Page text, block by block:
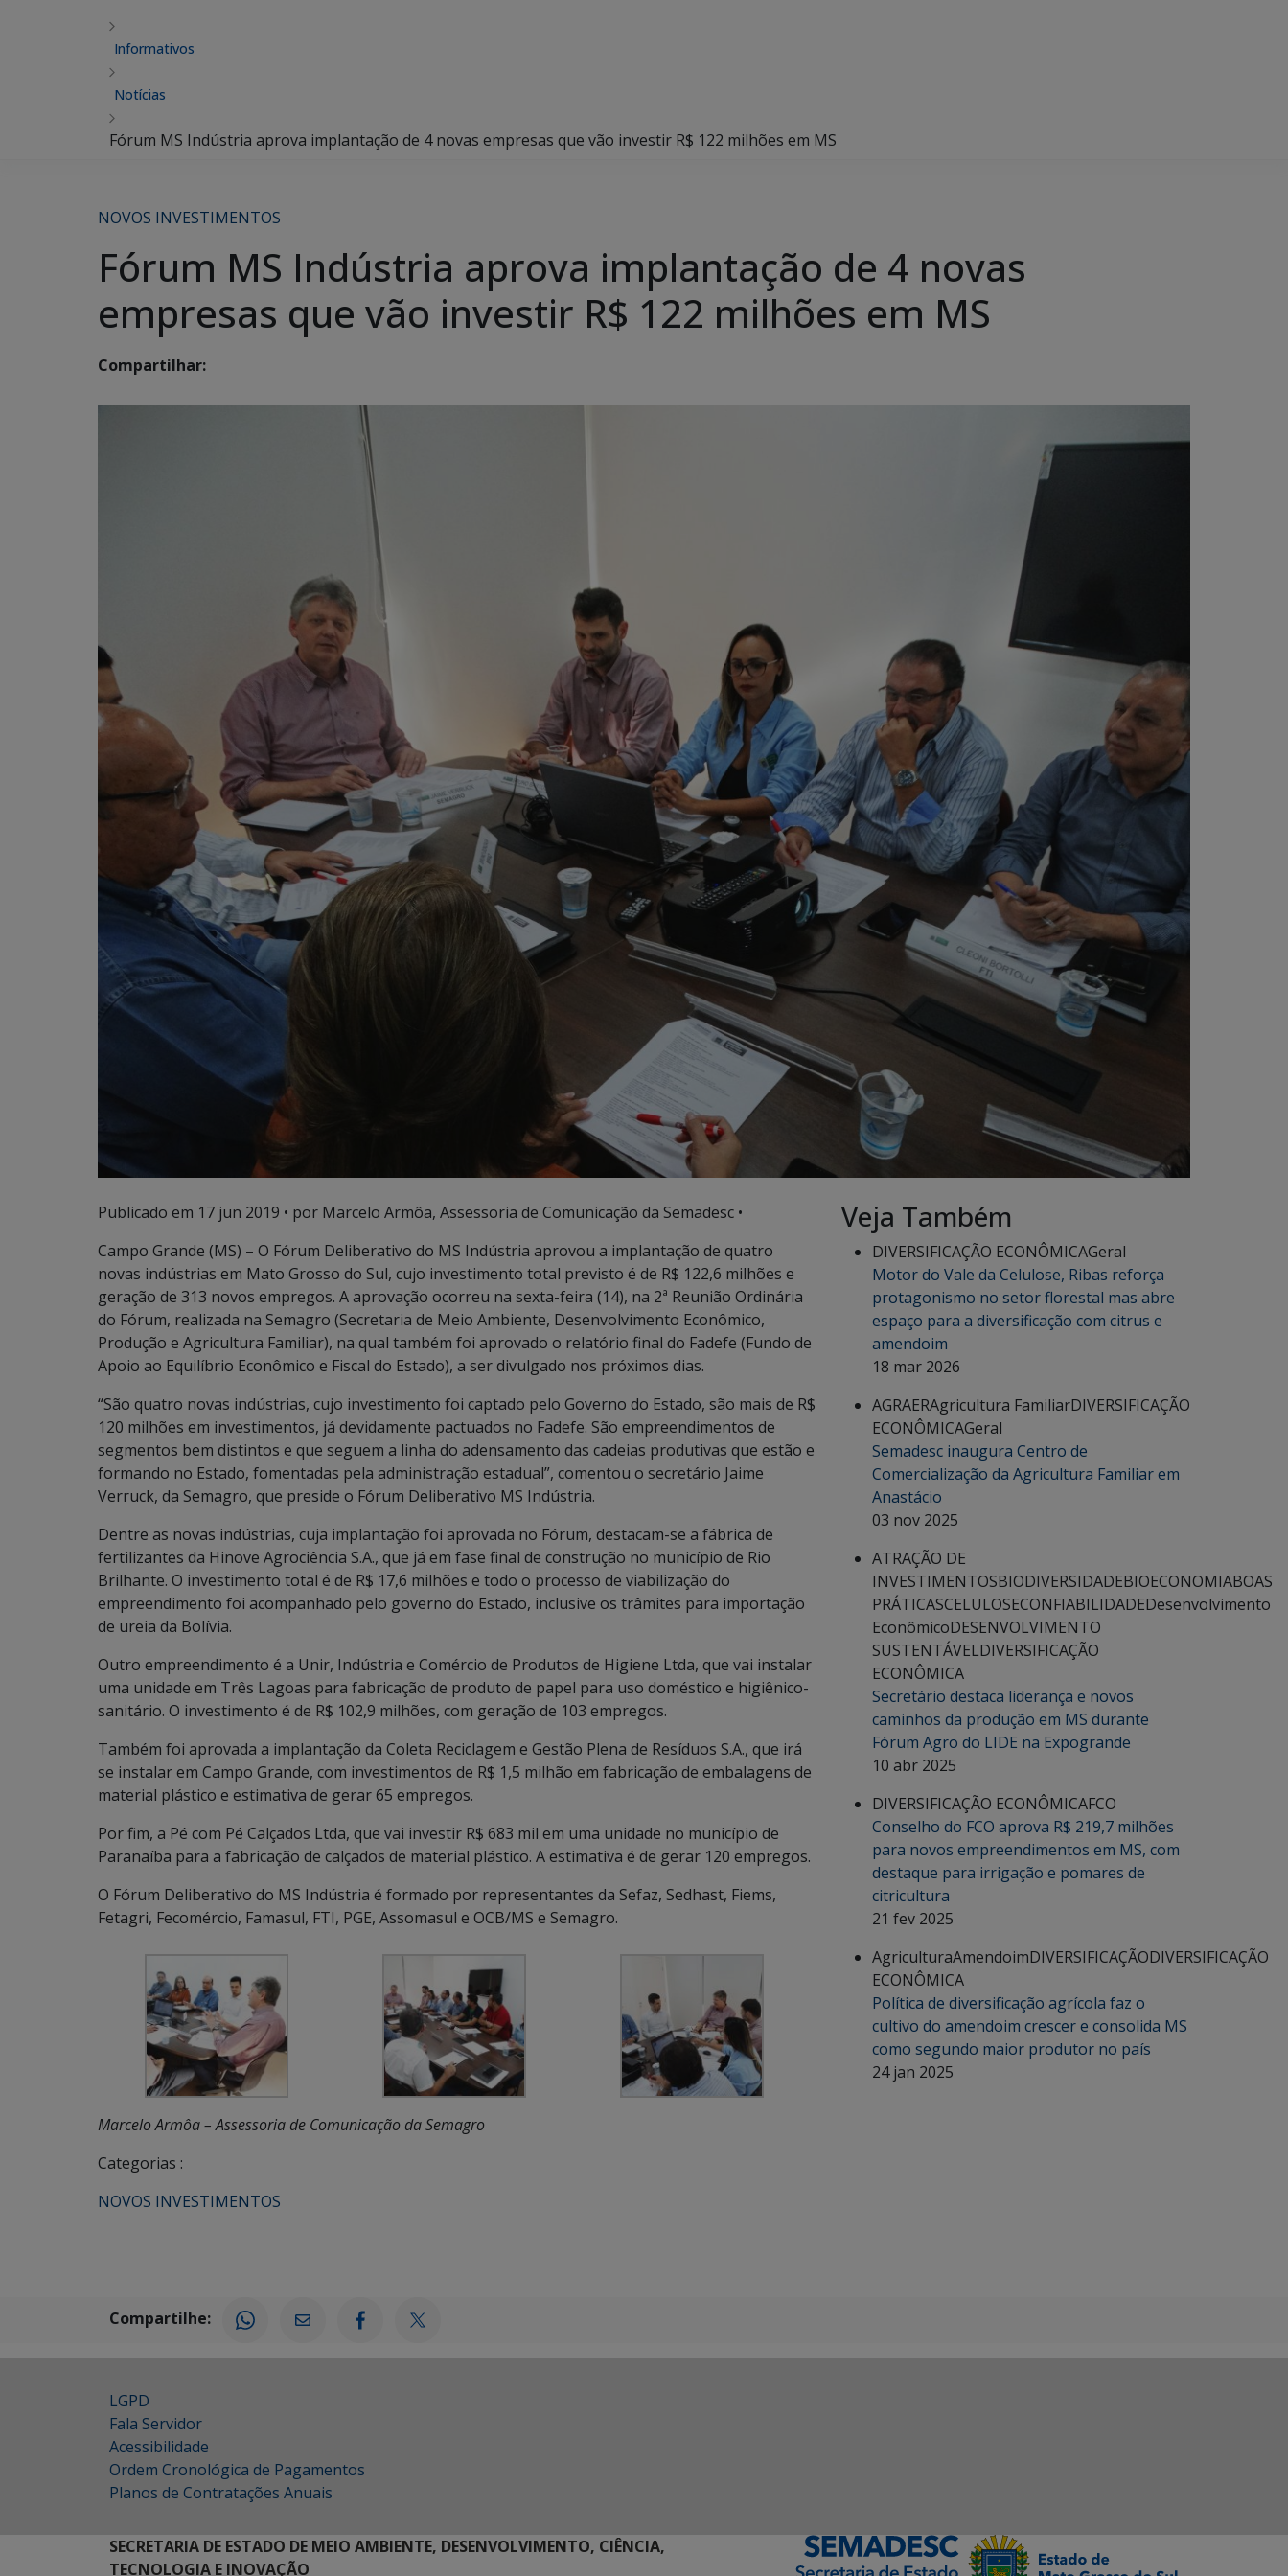
Informativos
Notícias
Fórum MS Indústria aprova implantação de 4 novas empresas que vão investir R$ 122 milhões em MS
NOVOS INVESTIMENTOS
Fórum MS Indústria aprova implantação de 4 novas
empresas que vão investir R$ 122 milhões em MS
Compartilhar:
Publicado em 17 jun 2019 • por Marcelo Armôa, Assessoria de Comunicação da Semadesc •
Campo Grande (MS) – O Fórum Deliberativo do MS Indústria aprovou a implantação de quatro
novas indústrias em Mato Grosso do Sul, cujo investimento total previsto é de R$ 122,6 milhões e
geração de 313 novos empregos. A aprovação ocorreu na sexta-feira (14), na 2ª Reunião Ordinária
do Fórum, realizada na Semagro (Secretaria de Meio Ambiente, Desenvolvimento Econômico,
Produção e Agricultura Familiar), na qual também foi aprovado o relatório final do Fadefe (Fundo de
Apoio ao Equilíbrio Econômico e Fiscal do Estado), a ser divulgado nos próximos dias.
“São quatro novas indústrias, cujo investimento foi captado pelo Governo do Estado, são mais de R$
120 milhões em investimentos, já devidamente pactuados no Fadefe. São empreendimentos de
segmentos bem distintos e que seguem a linha do adensamento das cadeias produtivas que estão e
formando no Estado, fomentadas pela administração estadual”, comentou o secretário Jaime
Verruck, da Semagro, que preside o Fórum Deliberativo MS Indústria.
Dentre as novas indústrias, cuja implantação foi aprovada no Fórum, destacam-se a fábrica de
fertilizantes da Hinove Agrociência S.A., que já em fase final de construção no município de Rio
Brilhante. O investimento total é de R$ 17,6 milhões e todo o processo de viabilização do
empreendimento foi acompanhado pelo governo do Estado, inclusive os trâmites para importação
de ureia da Bolívia.
Outro empreendimento é a Unir, Indústria e Comércio de Produtos de Higiene Ltda, que vai instalar
uma unidade em Três Lagoas para fabricação de produto de papel para uso doméstico e higiênico-
sanitário. O investimento é de R$ 102,9 milhões, com geração de 103 empregos.
Também foi aprovada a implantação da Coleta Reciclagem e Gestão Plena de Resíduos S.A., que irá
se instalar em Campo Grande, com investimentos de R$ 1,5 milhão em fabricação de embalagens de
material plástico e estimativa de gerar 65 empregos.
Por fim, a Pé com Pé Calçados Ltda, que vai investir R$ 683 mil em uma unidade no município de
Paranaíba para a fabricação de calçados de material plástico. A estimativa é de gerar 120 empregos.
O Fórum Deliberativo do MS Indústria é formado por representantes da Sefaz, Sedhast, Fiems,
Fetagri, Fecomércio, Famasul, FTI, PGE, Assomasul e OCB/MS e Semagro.
Marcelo Armôa – Assessoria de Comunicação da Semagro
Categorias :
NOVOS INVESTIMENTOS
Veja Também
DIVERSIFICAÇÃO ECONÔMICAGeral
Motor do Vale da Celulose, Ribas reforça
protagonismo no setor florestal mas abre
espaço para a diversificação com citrus e
amendoim
18 mar 2026
AGRAERAgricultura FamiliarDIVERSIFICAÇÃO
ECONÔMICAGeral
Semadesc inaugura Centro de
Comercialização da Agricultura Familiar em
Anastácio
03 nov 2025
ATRAÇÃO DE
INVESTIMENTOSBIODIVERSIDADEBIOECONOMIABOAS
PRÁTICASCELULOSECONFIABILIDADEDesenvolvimento
EconômicoDESENVOLVIMENTO
SUSTENTÁVELDIVERSIFICAÇÃO
ECONÔMICA
Secretário destaca liderança e novos
caminhos da produção em MS durante
Fórum Agro do LIDE na Expogrande
10 abr 2025
DIVERSIFICAÇÃO ECONÔMICAFCO
Conselho do FCO aprova R$ 219,7 milhões
para novos empreendimentos em MS, com
destaque para irrigação e pomares de
citricultura
21 fev 2025
AgriculturaAmendoimDIVERSIFICAÇÃODIVERSIFICAÇÃO
ECONÔMICA
Política de diversificação agrícola faz o
cultivo do amendoim crescer e consolida MS
como segundo maior produtor no país
24 jan 2025
Compartilhe:
LGPD
Fala Servidor
Acessibilidade
Ordem Cronológica de Pagamentos
Planos de Contratações Anuais
SECRETARIA DE ESTADO DE MEIO AMBIENTE, DESENVOLVIMENTO, CIÊNCIA,
TECNOLOGIA E INOVAÇÃO